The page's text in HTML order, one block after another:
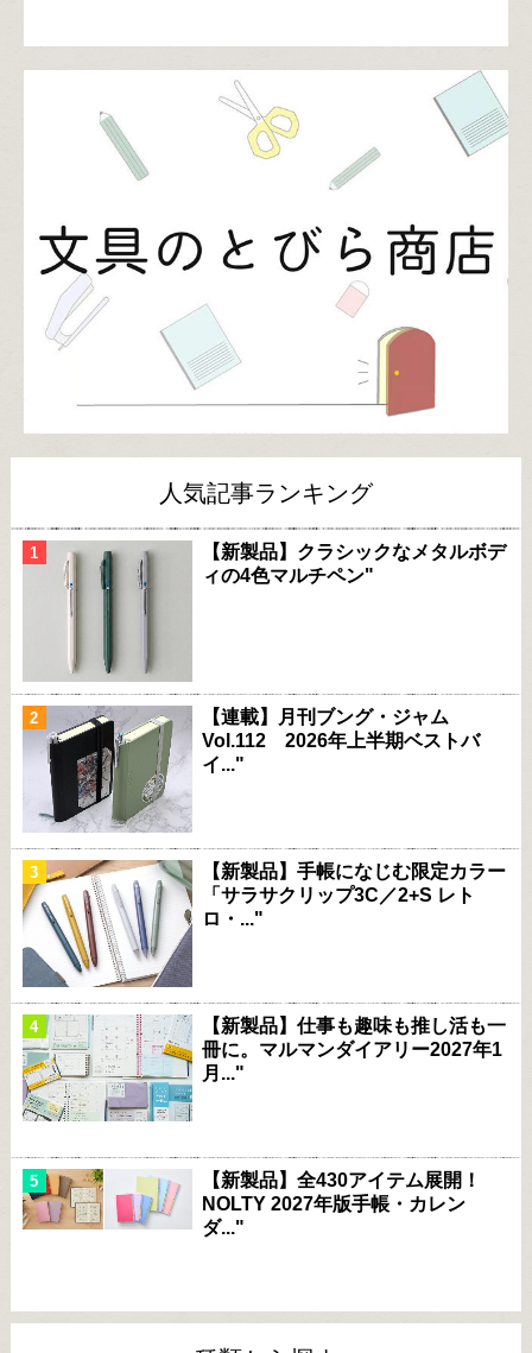
人気記事ランキング
【新製品】クラシックなメタルボデ
ィの4色マルチペン"
【連載】月刊ブング・ジャム
Vol.112 2026年上半期ベストバ
イ..."
【新製品】手帳になじむ限定カラー
「サラサクリップ3C／2+S レト
ロ・..."
【新製品】仕事も趣味も推し活も一
冊に。マルマンダイアリー2027年1
月..."
【新製品】全430アイテム展開！
NOLTY 2027年版手帳・カレン
ダ..."